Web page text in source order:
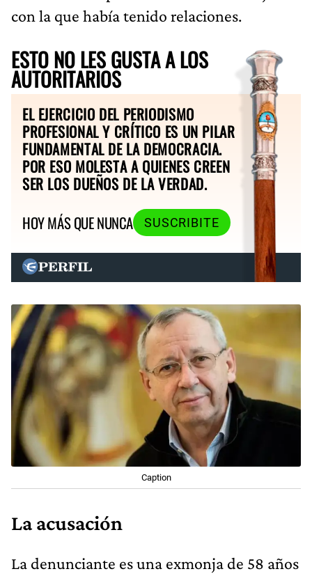
con la que había tenido relaciones.
ESTO NO LES GUSTA A LOS
AUTORITARIOS
EL EJERCICIO DEL PERIODISMO
PROFESIONAL Y CRÍTICO ES UN PILAR
FUNDAMENTAL DE LA DEMOCRACIA.
POR ESO MOLESTA A QUIENES CREEN
SER LOS DUEÑOS DE LA VERDAD.
HOY MÁS QUE NUNCA
SUSCRIBITE
Caption
La acusación
La denunciante es una exmonja de 58 años